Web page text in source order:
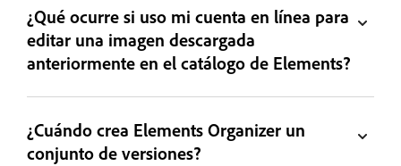
¿Qué ocurre si uso mi cuenta en línea para
editar una imagen descargada
anteriormente en el catálogo de Elements?
¿Cuándo crea Elements Organizer un
conjunto de versiones?